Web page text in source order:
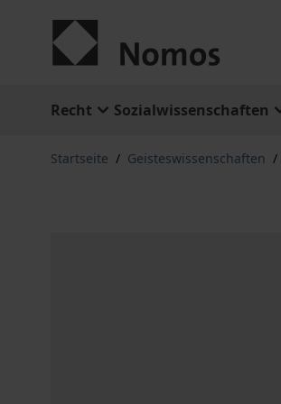
Recht Sozialwissenschaften
Startseite / Geisteswissenschaften /